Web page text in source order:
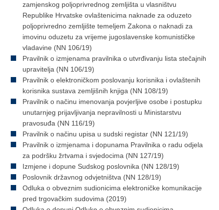
zamjenskog poljoprivrednog zemljišta u vlasništvu
Republike Hrvatske ovlaštenicima naknade za oduzeto
poljoprivredno zemljište temeljem Zakona o naknadi za
imovinu oduzetu za vrijeme jugoslavenske komunističke
vladavine (NN 106/19)
Pravilnik o izmjenama pravilnika o utvrđivanju lista stečajnih
upravitelja (NN 106/19)
Pravilnik o elektroničkom poslovanju korisnika i ovlaštenih
korisnika sustava zemljišnih knjiga (NN 108/19)
Pravilnik o načinu imenovanja povjerljive osobe i postupku
unutarnjeg prijavljivanja nepravilnosti u Ministarstvu
pravosuđa (NN 116/19)
Pravilnik o načinu upisa u sudski registar (NN 121/19)
Pravilnik o izmjenama i dopunama Pravilnika o radu odjela
za podršku žrtvama i svjedocima (NN 127/19)
Izmjene i dopune Sudskog poslovnika (NN 128/19)
Poslovnik državnog odvjetništva (NN 128/19)
Odluka o obveznim sudionicima elektroničke komunikacije
pred trgovačkim sudovima (2019)